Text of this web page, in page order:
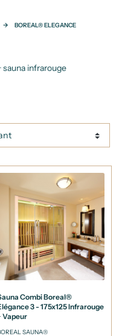
BOREAL® ELEGANCE
sauna infrarouge
Combi Boreal®
3 - 175x125 Infrarouge
Vapeur
SAUNA®